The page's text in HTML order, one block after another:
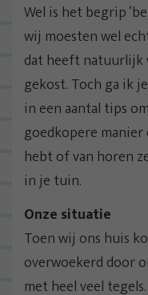
Wel is het begrip
wij moesten wel
dat heeft natuurlijk
gekost. Toch ga ik
in een aantal tips
goedkopere
hebt of van horen
in je tuin.
Onze situatie
Toen wij ons huis
overwoekerd door
met heel veel